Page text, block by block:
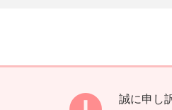
誠に申し